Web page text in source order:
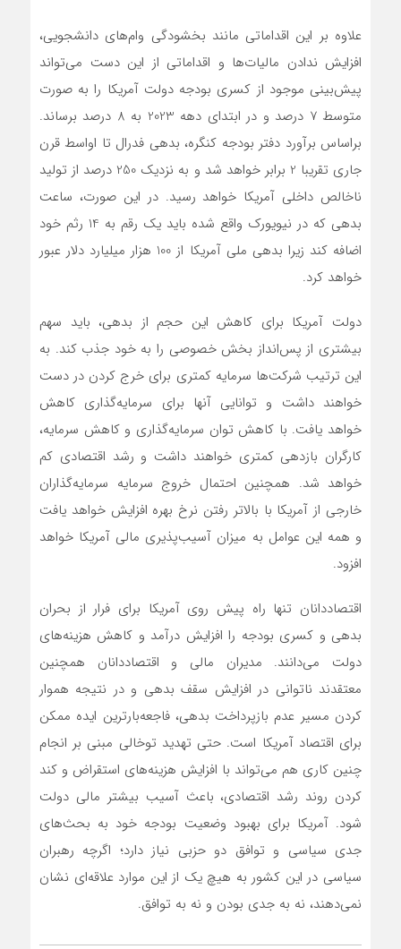
علاوه بر این اقداماتی مانند بخشودگی وام‌های دانشجویی،
افزایش ندادن مالیات‌ها و اقداماتی از این دست می‌تواند
پیش‌بینی موجود از کسری بودجه دولت آمریکا را به صورت
متوسط 7 درصد و در ابتدای دهه 2023 به 8 درصد برساند.
براساس برآورد دفتر بودجه کنگره، بدهی فدرال تا اواسط قرن
جاری تقریبا 2 برابر خواهد شد و به نزدیک 250 درصد از تولید
ناخالص داخلی آمریکا خواهد رسید. در این صورت، ساعت
بدهی که در نیویورک واقع شده باید یک رقم به 14 رثم خود
اضافه کند زیرا بدهی ملی آمریکا از 100 هزار میلیارد دلار عبور
خواهد کرد.
دولت آمریکا برای کاهش این حجم از بدهی، باید سهم
بیشتری از پس‌انداز بخش خصوصی را به خود جذب کند. به
این ترتیب شرکت‌ها سرمایه کمتری برای خرج کردن در دست
خواهند داشت و توانایی آنها برای سرمایه‌گذاری کاهش
خواهد یافت. با کاهش توان سرمایه‌گذاری و کاهش سرمایه،
کارگران بازدهی کمتری خواهند داشت و رشد اقتصادی کم
خواهد شد. همچنین احتمال خروج سرمایه سرمایه‌گذاران
خارجی از آمریکا با بالاتر رفتن نرخ بهره افزایش خواهد یافت
و همه این عوامل به میزان آسیب‌پذیری مالی آمریکا خواهد
افزود.
اقتصاددانان تنها راه پیش روی آمریکا برای فرار از بحران
بدهی و کسری بودجه را افزایش درآمد و کاهش هزینه‌های
دولت می‌دانند. مدیران مالی و اقتصاددانان همچنین
معتقدند ناتوانی در افزایش سقف بدهی و در نتیجه هموار
کردن مسیر عدم بازپرداخت بدهی، فاجعه‌بارترین ایده ممکن
برای اقتصاد آمریکا است. حتی تهدید توخالی مبنی بر انجام
چنین کاری هم می‌تواند با افزایش هزینه‌های استقراض و کند
کردن روند رشد اقتصادی، باعث آسیب بیشتر مالی دولت
شود. آمریکا برای بهبود وضعیت بودجه خود به بحث‌های
جدی سیاسی و توافق دو حزبی نیاز دارد؛ اگرچه رهبران
سیاسی در این کشور به هیچ یک از این موارد علاقه‌ای نشان
نمی‌دهند، نه به جدی بودن و نه به توافق.